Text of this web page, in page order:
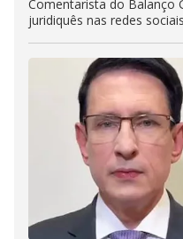
Comentarista do Balanço
juridiquês nas redes